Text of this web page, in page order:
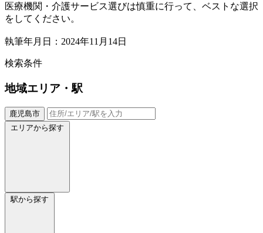
医療機関・介護サービス選びは慎重に行って、ベストな選択
をしてください。
執筆年月日：2024年11月14日
検索条件
地域エリア・駅
鹿児島市
エリアから探す
駅から探す